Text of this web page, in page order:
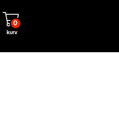
kurv
0